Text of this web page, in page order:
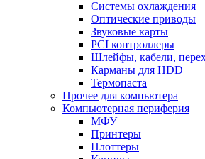
Системы охлаждения
Оптические приводы
Звуковые карты
PCI контроллеры
Шлейфы, кабели,
Карманы для HDD
Термопаста
Прочее для компьютера
Компьютерная периферия
МФУ
Принтеры
Плоттеры